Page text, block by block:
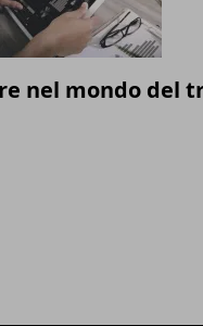
nel mondo del